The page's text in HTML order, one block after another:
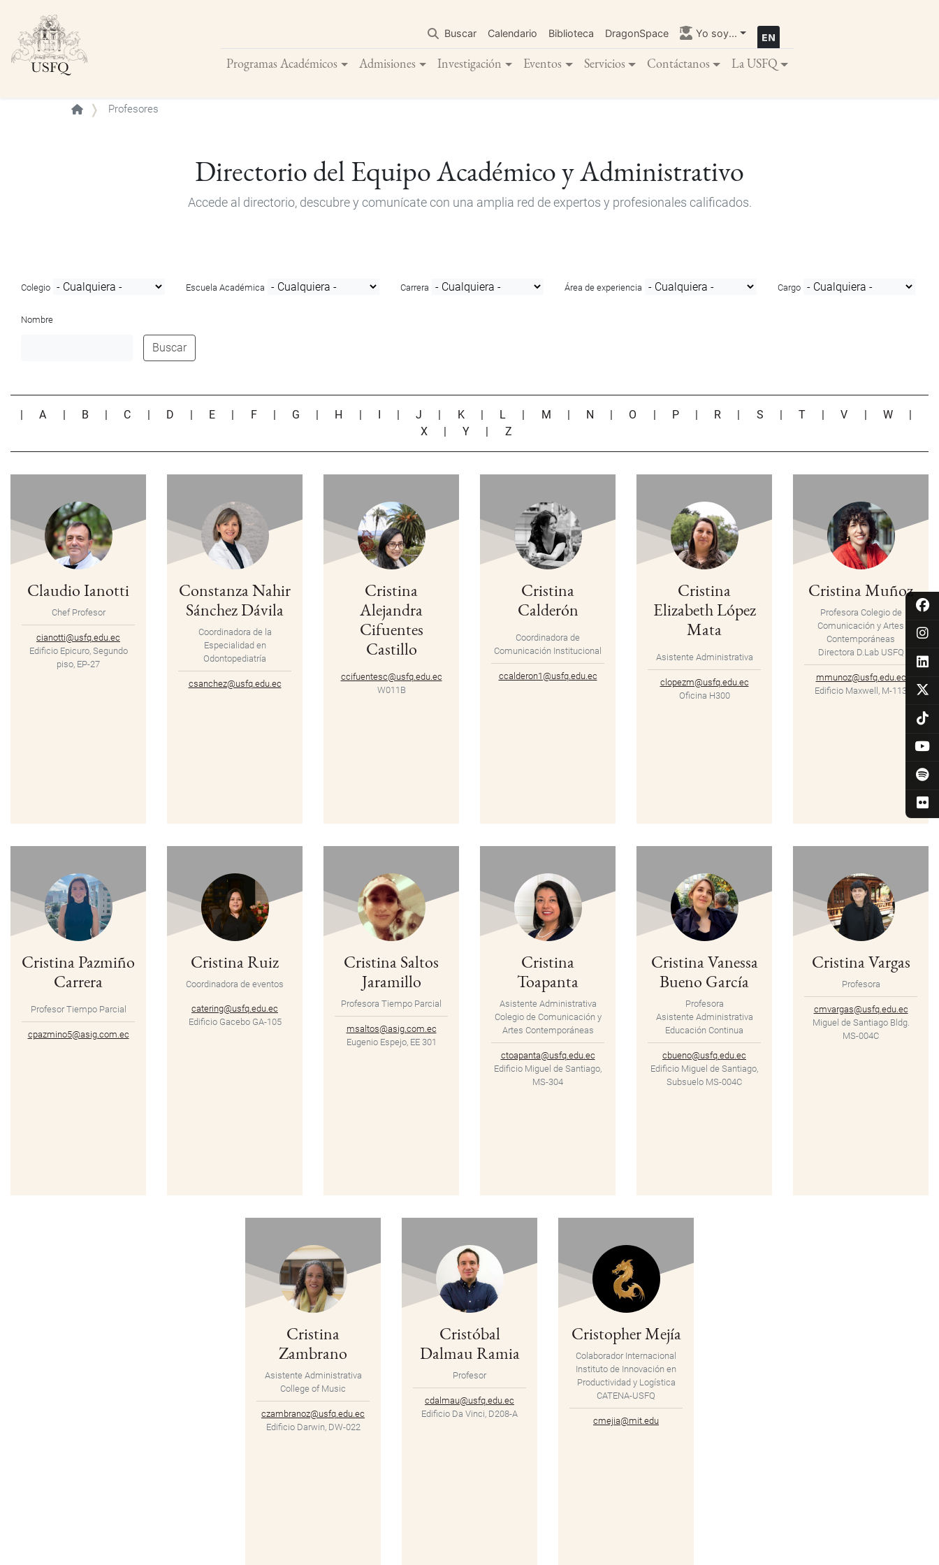
contenido
principal
Buscar Calendario Biblioteca DragonSpace Yo soy...
Programas Académicos Admisiones Investigación Eventos Servicios Contáctanos La USFQ
Buscar
Profesores
Directorio del Equipo Académico y Administrativo
Accede al directorio, descubre y comunícate con una amplia red de expertos y profesionales calificados.
Colegio Escuela Académica Carrera Área de experiencia Cargo
Nombre
Buscar
|A B C D E F G H |J K L M N O P R S |T |V W
X
|Y Z
Claudio Ianotti
Chef Profesor
cianotti@usfq.edu.ec
Edificio Epicuro, Segundo
piso, EP-27
Constanza Nahir
Sánchez Dávila
Coordinadora de la
Especialidad en
Odontopediatría
csanchez@usfq.edu.ec
Cristina
Alejandra
Cifuentes
Castillo
ccifuentesc@usfq.edu.ec
W011B
Cristina
Calderón
Coordinadora de
Comunicación Institucional
ccalderon1@usfq.edu.ec
Cristina
Elizabeth López
Mata
Asistente Administrativa
clopezm@usfq.edu.ec
Oficina H300
Cristina Muñoz
Profesora Colegio de
Comunicación y Artes
Contemporáneas
Directora D.Lab USFQ
mmunoz@usfq.edu.ec
Edificio Maxwell, M-113
Cristina Pazmiño
Carrera
Profesor Tiempo Parcial
cpazmino5@asig.com.ec
Cristina Ruiz
Coordinadora de eventos
catering@usfq.edu.ec
Edificio Gacebo GA-105
Cristina Saltos
Jaramillo
Profesora Tiempo Parcial
msaltos@asig.com.ec
Eugenio Espejo, EE 301
Cristina
Toapanta
Asistente Administrativa
Colegio de Comunicación y
Artes Contemporáneas
ctoapanta@usfq.edu.ec
Edificio Miguel de Santiago,
MS-304
Cristina Vanessa
Bueno García
Profesora
Asistente Administrativa
Educación Continua
cbueno@usfq.edu.ec
Edificio Miguel de Santiago,
Subsuelo MS-004C
Cristina Vargas
Profesora
cmvargas@usfq.edu.ec
Miguel de Santiago Bldg.
MS-004C
Cristina
Zambrano
Asistente Administrativa
College of Music
czambranoz@usfq.edu.ec
Edificio Darwin, DW-022
Cristóbal
Dalmau Ramia
Profesor
cdalmau@usfq.edu.ec
Edificio Da Vinci, D208-A
Cristopher Mejía
Colaborador Internacional
Instituto de Innovación en
Productividad y Logística
CATENA-USFQ
cmejia@mit.edu